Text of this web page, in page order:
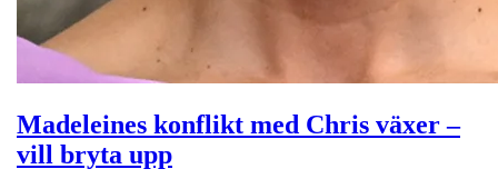
Madeleines konflikt med Chris växer –
vill bryta upp